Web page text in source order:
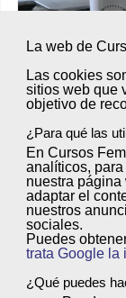
La web de
Las cookies
sitios web que
objetivo de
¿Para qué las
En Cursos
analíticos,
nuestra página
adaptar el
nuestros
sociales.
Puedes
trata Google la
¿Qué puedes
ESCUELAS
Curso
Curso de
a crear y
Nivel:
Duración: